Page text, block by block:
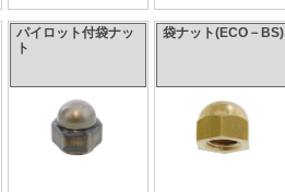
パイロット付袋ナッ
ト
袋ナット(ECO－BS)